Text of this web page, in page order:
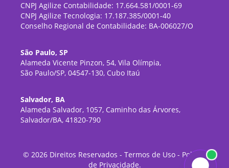
CNPJ Agilize Contabilidade: 17.664.581/0001-69
CNPJ Agilize Tecnologia: 17.187.385/0001-40
Conselho Regional de Contabilidade: BA-006027/O
São Paulo, SP
Alameda Vicente Pinzon, 54, Vila Olímpia,
São Paulo/SP, 04547-130, Cubo Itaú
Salvador, BA
Alameda Salvador, 1057, Caminho das Árvores,
Salvador/BA, 41820-790
© 2026Direitos Reservados - Termos de Uso- Política
de Privacidade.